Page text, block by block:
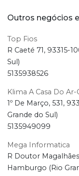
Outros negócios
Top Fios
R Caeté 71, 93315-
Sul)
5135938526
Klima A Casa Do
1º De Março, 531,
Grande do Sul)
5135949099
Mega Informatica
R Doutor
Hamburgo (Rio